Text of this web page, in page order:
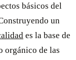
básicos del
un
es la base de
orgánico de las